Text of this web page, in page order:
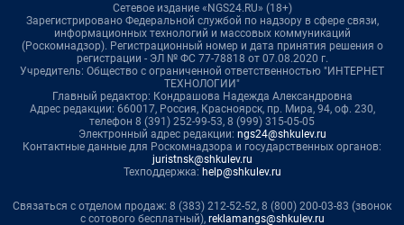
Сетевое издание «NGS24.RU» (18+)
Зарегистрировано Федеральной службой по надзору в сфере связи,
информационных технологий и массовых коммуникаций
(Роскомнадзор). Регистрационный номер и дата принятия решения о
регистрации - ЭЛ № ФС 77-78818 от 07.08.2020 г.
Учредитель: Общество с ограниченной ответственностью "ИНТЕРНЕТ
ТЕХНОЛОГИИ"
Главный редактор: Кондрашова Надежда Александровна
Адрес редакции: 660017, Россия, Красноярск, пр. Мира, 94, оф. 230,
телефон 8 (391) 252-99-53, 8 (999) 315-05-05
Электронный адрес редакции: ngs24@shkulev.ru
Контактные данные для Роскомнадзора и государственных органов:
juristnsk@shkulev.ru
Техподдержка: help@shkulev.ru
Связаться с отделом продаж: 8 (383) 212-52-52, 8 (800) 200-03-83 (звонок
с сотового бесплатный), reklamangs@shkulev.ru